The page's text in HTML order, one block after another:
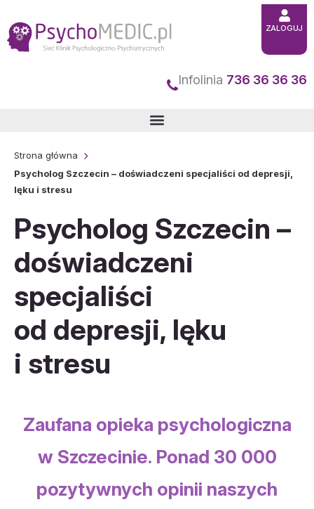
do
treści
Infolinia 736 36 36 36
ZALOGUJ
Strona główna
Psycholog Szczecin – doświadczeni specjaliści od depresji,
lęku i stresu
Psycholog Szczecin –
doświadczeni
specjaliści
od depresji, lęku
i stresu
Zaufana opieka psychologiczna
w Szczecinie. Ponad 30 000
pozytywnych opinii naszych